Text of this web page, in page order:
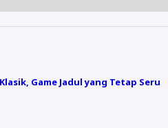
Game Jadul yang Tetap Seru